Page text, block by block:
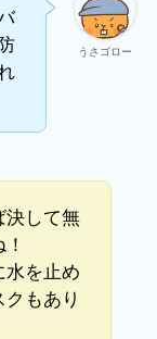
うさゴロー
決して無
を止め
もあり